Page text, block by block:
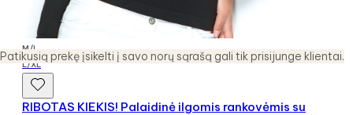
Patikusią prekę įsikelti į savo norų sąrašą gali tik prisijunge klientai.
M/L
L/XL
RIBOTAS KIEKIS! Palaidinė ilgomis rankovėmis su